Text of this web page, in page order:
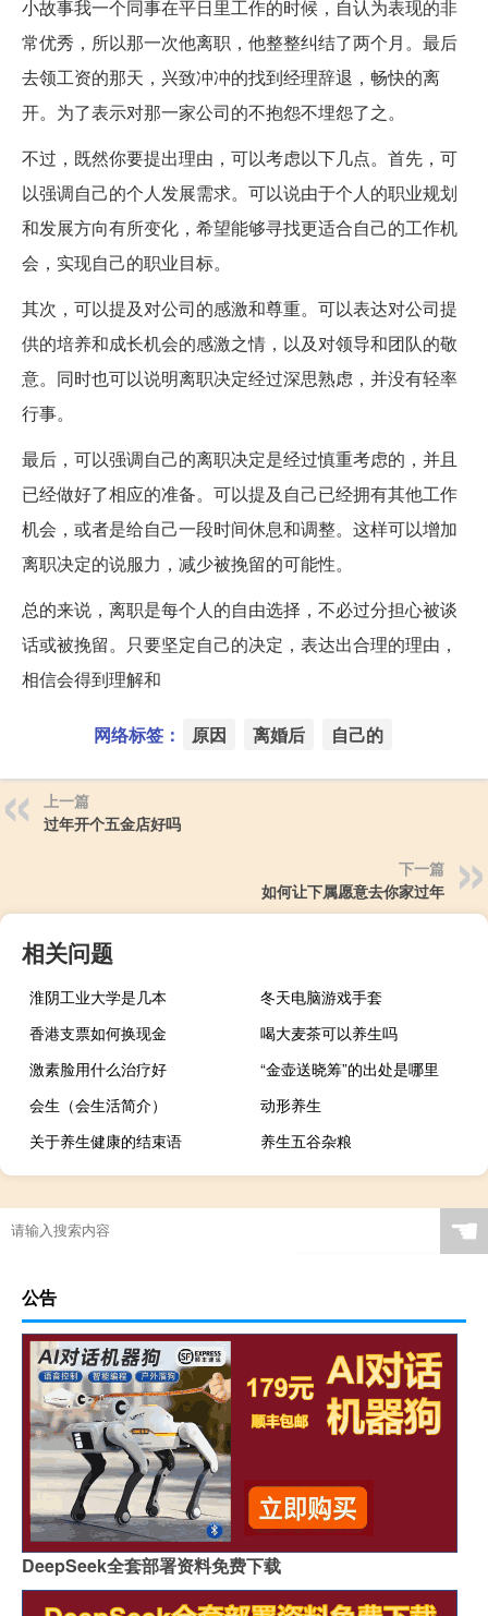
小故事我一个同事在平日里工作的时候，自认为表现的非
常优秀，所以那一次他离职，他整整纠结了两个月。最后
去领工资的那天，兴致冲冲的找到经理辞退，畅快的离
开。为了表示对那一家公司的不抱怨不埋怨了之。
不过，既然你要提出理由，可以考虑以下几点。首先，可
以强调自己的个人发展需求。可以说由于个人的职业规划
和发展方向有所变化，希望能够寻找更适合自己的工作机
会，实现自己的职业目标。
其次，可以提及对公司的感激和尊重。可以表达对公司提
供的培养和成长机会的感激之情，以及对领导和团队的敬
意。同时也可以说明离职决定经过深思熟虑，并没有轻率
行事。
最后，可以强调自己的离职决定是经过慎重考虑的，并且
已经做好了相应的准备。可以提及自己已经拥有其他工作
机会，或者是给自己一段时间休息和调整。这样可以增加
离职决定的说服力，减少被挽留的可能性。
总的来说，离职是每个人的自由选择，不必过分担心被谈
话或被挽留。只要坚定自己的决定，表达出合理的理由，
相信会得到理解和
网络标签： 原因 离婚后 自己的
上一篇
过年开个五金店好吗
下一篇
如何让下属愿意去你家过年
相关问题
淮阴工业大学是几本
冬天电脑游戏手套
香港支票如何换现金
喝大麦茶可以养生吗
激素脸用什么治疗好
“金壶送晓筹”的出处是哪里
会生（会生活简介）
动形养生
关于养生健康的结束语
养生五谷杂粮
☚
公告
DeepSeek全套部署资料免费下载